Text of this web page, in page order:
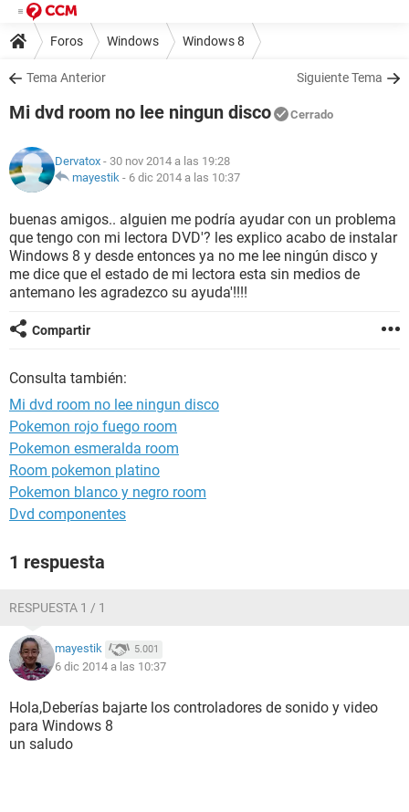
Foros Windows Windows 8
Tema Anterior Siguiente Tema
Mi dvd room no lee ningun disco Cerrado
Dervatox - 30 nov 2014 a las 19:28
mayestik - 6 dic 2014 a las 10:37
buenas amigos.. alguien me podría ayudar con un problema
que tengo con mi lectora DVD'? les explico acabo de instalar
Windows 8 y desde entonces ya no me lee ningún disco y
me dice que el estado de mi lectora esta sin medios de
antemano les agradezco su ayuda'!!!!
Compartir
Consulta también:
Mi dvd room no lee ningun disco
Pokemon rojo fuego room
Pokemon esmeralda room
Room pokemon platino
Pokemon blanco y negro room
Dvd componentes
1 respuesta
RESPUESTA 1 / 1
mayestik 5.001
6 dic 2014 a las 10:37
Hola,Deberías bajarte los controladores de sonido y video
para Windows 8
un saludo